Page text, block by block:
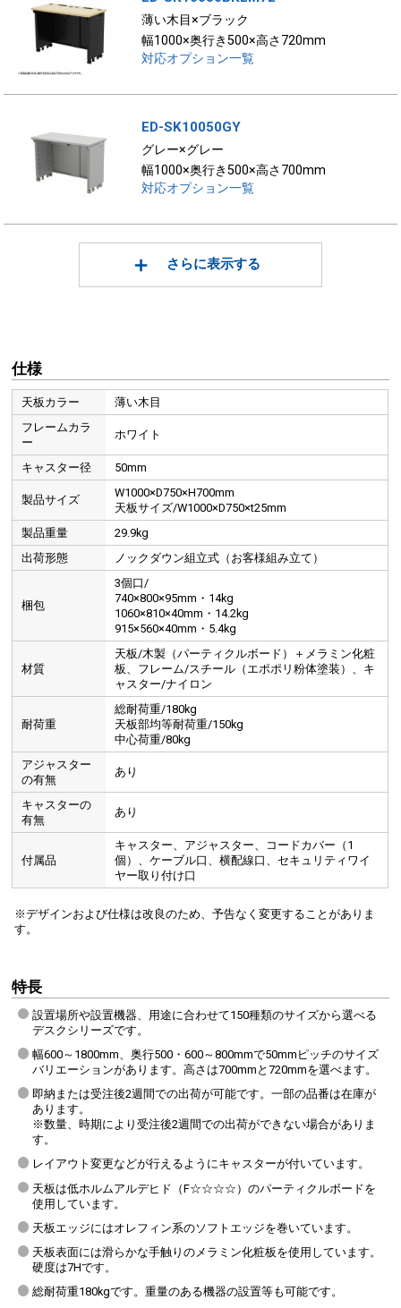
薄い木目×ブラック
幅1000×奥行き500×高さ720mm
対応オプション一覧
ED-SK10050GY
グレー×グレー
幅1000×奥行き500×高さ700mm
対応オプション一覧
さらに表示する
仕様
天板カラー
薄い木目
フレームカラ
ー
ホワイト
キャスター径 50mm
製品サイズ
W1000×D750×H700mm
天板サイズ/W1000×D750×t25mm
製品重量
29.9kg
出荷形態
ノックダウン組立式（お客様組み立て）
梱包
3個口/
740×800×95mm・14kg
1060×810×40mm・14.2kg
915×560×40mm・5.4kg
材質
天板/木製（パーティクルボード）＋メラミン化粧
板、フレーム/スチール（エポポリ粉体塗装）、キ
ャスター/ナイロン
耐荷重
総耐荷重/180kg
天板部均等耐荷重/150kg
中心荷重/80kg
アジャスター
の有無
あり
キャスターの
有無
あり
付属品
キャスター、アジャスター、コードカバー（1
個）、ケーブル口、横配線口、セキュリティワイ
ヤー取り付け口
※デザインおよび仕様は改良のため、予告なく変更することがありま
す。
特長
設置場所や設置機器、用途に合わせて150種類のサイズから選べる
デスクシリーズです。
幅600～1800mm、奥行500・600～800mmで50mmピッチのサイズ
バリエーションがあります。高さは700mmと720mmを選べます。
即納または受注後2週間での出荷が可能です。一部の品番は在庫が
あります。
※数量、時期により受注後2週間での出荷ができない場合がありま
す。
レイアウト変更などが行えるようにキャスターが付いています。
天板は低ホルムアルデヒド（F☆☆☆☆）のパーティクルボードを
使用しています。
天板エッジにはオレフィン系のソフトエッジを巻いています。
天板表面には滑らかな手触りのメラミン化粧板を使用しています。
硬度は7Hです。
総耐荷重180kgです。重量のある機器の設置等も可能です。